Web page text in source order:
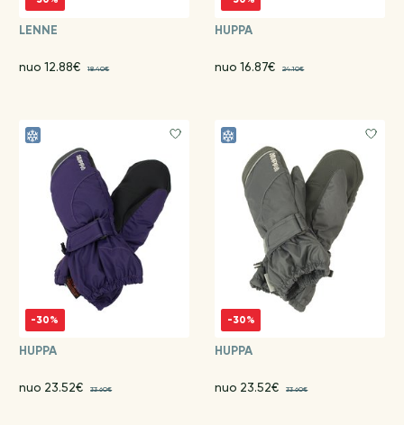
LENNE
nuo 12.88€ 18.40€
HUPPA
nuo 16.87€ 24.10€
-30%
HUPPA
nuo 23.52€ 33.60€
-30%
HUPPA
nuo 23.52€ 33.60€